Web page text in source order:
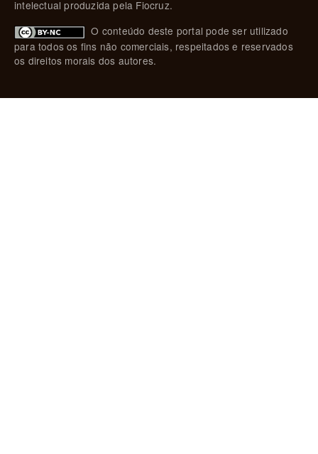
intelectual produzida pela Fiocruz.
O conteúdo deste portal pode ser utilizado
para todos os fins não comerciais, respeitados e reservados
os direitos morais dos autores.